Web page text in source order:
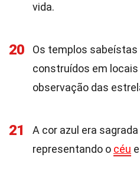
vida.
20
Os templos
construídos em
observação das
21
A cor azul era
representando o céu